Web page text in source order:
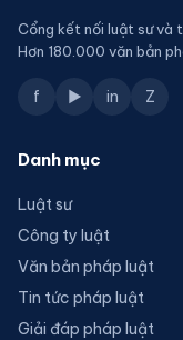
Cổng kết nối luật sư và
Hơn 180.000 văn bản
f ▶ in Z
Danh mục
Luật sư
Công ty luật
Văn bản pháp luật
Tin tức pháp luật
Giải đáp pháp luật